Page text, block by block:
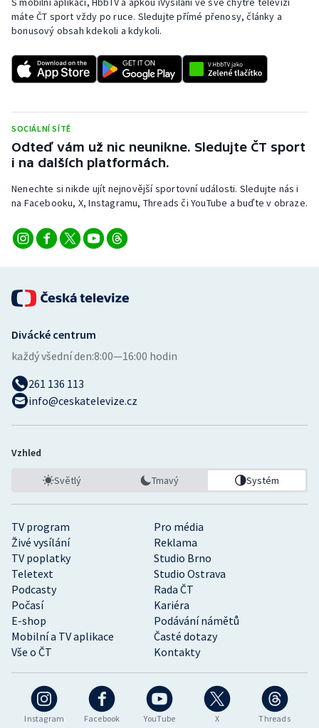
Short track
Sportovní střelba
Triatlon
Veslování
Vodní slalom
Volejbal
Ostatní
máte ČT sport vždy po ruce. Sledujte přímé přenosy, články a
bonusový obsah kdekoli a kdykoli.
SOCIÁLNÍ SÍTĚ
Odteď vám už nic neunikne. Sledujte ČT sport
i na dalších platformách.
Nenechte si nikde ujít nejnovější sportovní události. Sledujte nás i
na Facebooku, X, Instagramu, Threads či YouTube a buďte v obraze.
Instagram Facebook YouTube X Threads
TV program
Pro média
Živé vysílání
Reklama
TV poplatky
Studio Brno
Teletext
Studio Ostrava
Podcasty
Rada ČT
Počasí
Kariéra
E-shop
Podávání námětů
Mobilní a TV aplikace
Časté dotazy
Vše o ČT
Kontakty
Divácké centrum
každý všední den:8:00—16:00 hodin
261 136 113
info@ceskatelevize.cz
Vzhled
Světlý Tmavý Systém